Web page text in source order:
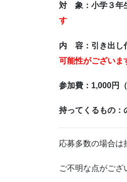
対 象：小学３年
す
内 容：引き出し
可能性がございま
参加費：1,000円
持ってくるもの：
応募多数の場合は
ご不明な点がござ